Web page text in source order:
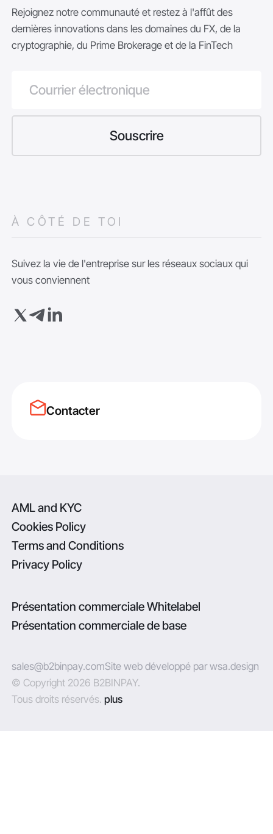
Rejoignez notre communauté et restez à l'affût des
dernières innovations dans les domaines du FX, de la
cryptographie, du Prime Brokerage et de la FinTech
À CÔTÉ DE TOI
Suivez la vie de l'entreprise sur les réseaux sociaux qui
vous conviennent
Contacter
AML and KYC
Cookies Policy
Terms and Conditions
Privacy Policy
Présentation commerciale Whitelabel
Présentation commerciale de base
© Copyright 2026 B2BINPAY.
Tous droits réservés.plus
sales@b2binpay.comSite web développé par wsa.design